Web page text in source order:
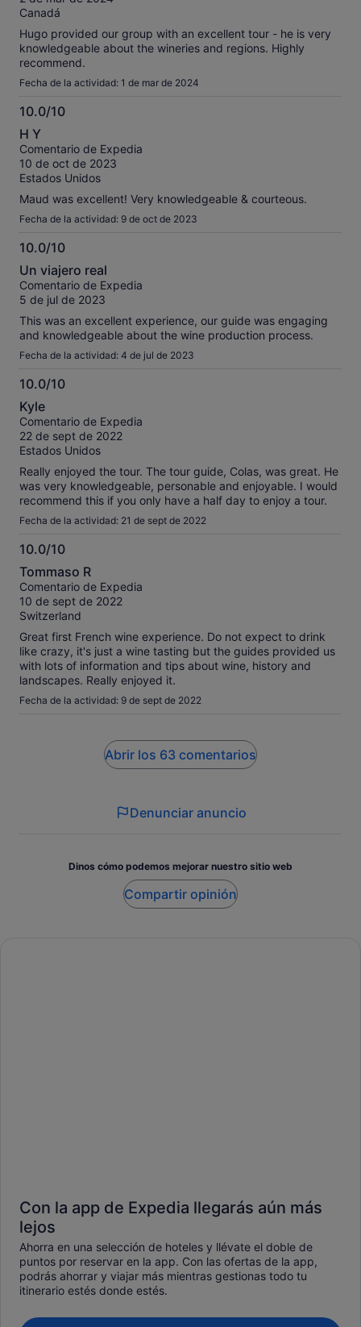
Canadá
Hugo provided our group with an excellent tour - he is very
knowledgeable about the wineries and regions. Highly
recommend.
Fecha de la actividad: 1 de mar de 2024
10.0/10
10.0
sobre
10
H Y
Comentario de Expedia
10 de oct de 2023
Estados Unidos
Maud was excellent! Very knowledgeable & courteous.
Fecha de la actividad: 9 de oct de 2023
10.0/10
10.0
sobre
10
Un viajero real
Comentario de Expedia
5 de jul de 2023
This was an excellent experience, our guide was engaging
and knowledgeable about the wine production process.
Fecha de la actividad: 4 de jul de 2023
10.0/10
10.0
sobre
10
Kyle
Comentario de Expedia
22 de sept de 2022
Estados Unidos
Really enjoyed the tour. The tour guide, Colas, was great. He
was very knowledgeable, personable and enjoyable. I would
recommend this if you only have a half day to enjoy a tour.
Fecha de la actividad: 21 de sept de 2022
10.0/10
10.0
sobre
10
Tommaso R
Comentario de Expedia
10 de sept de 2022
Switzerland
Great first French wine experience. Do not expect to drink
like crazy, it's just a wine tasting but the guides provided us
with lots of information and tips about wine, history and
landscapes. Really enjoyed it.
Fecha de la actividad: 9 de sept de 2022
Abrir los 63 comentarios
Denunciar anuncio
Dinos cómo podemos mejorar nuestro sitio web
Compartir opinión
Con la app de Expedia llegarás aún más
lejos
Ahorra en una selección de hoteles y llévate el doble de
puntos por reservar en la app. Con las ofertas de la app,
podrás ahorrar y viajar más mientras gestionas todo tu
itinerario estés donde estés.